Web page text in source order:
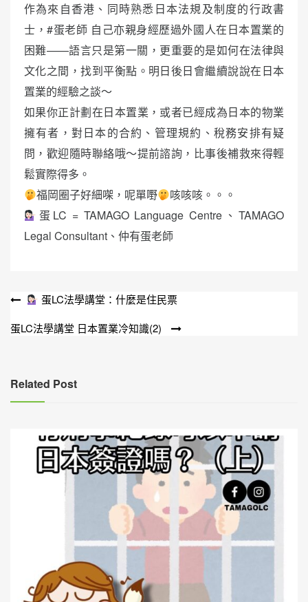
作為來自香港、同時熟悉日本法規及制度的行政書
士，#蛋老師 自己亦親身經歷過外國人在日本置業的
困難——語言只是第一關，更重要的是如何在法律與
文化之間，找到平衡點。明日後日會繼續說說在日本
置業的經驗之談～
如果你正計劃在日本置業，或者已經成為日本的物業
擁有者，對日本的合約、管理規約、稅務安排有疑
問，歡迎隨時聯絡哦～提前諮詢，比事後補救來得輕
鬆實際得多。
福岡圈子好細㗎，呢單嘢
咳咳咳。。。
蛋LC = TAMAGO Language Centre、TAMAGO
Legal Consultant、仲有蛋老師
文
章
蛋LC法學講堂：什麼是住民票
蛋LC法學講堂 日本置業冷知識(2)
Related Post